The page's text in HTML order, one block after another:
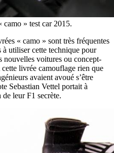
» test car 2015.
« camo » sont très fréquentes
utiliser cette technique pour
voitures ou concept-
livrée camouflage rien que
avaient avoué s’être
Sebastian Vettel portait à
leur F1 secrète.